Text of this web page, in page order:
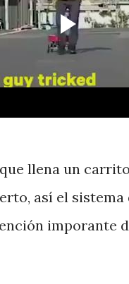
llena un
así el
imporante